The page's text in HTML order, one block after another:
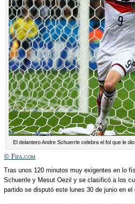
El delantero Andre Schuerrle celebra el fol que le
© Fifa.com
Tras unos 120 minutos muy exigentes en lo
Schuerrle y Mesut Oezil y se clasificó a los
partido se disputó este lunes 30 de junio en